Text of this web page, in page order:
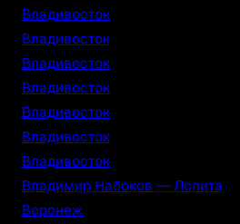
Владивосток
Владивосток
Владивосток
Владивосток
Владивосток
Владивосток
Владивосток
Владимир Набоков — Лолита
Воронеж